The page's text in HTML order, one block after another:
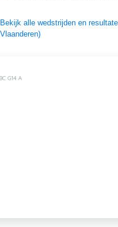
Bekijk alle wedstrijden en
Vlaanderen)
G14 A